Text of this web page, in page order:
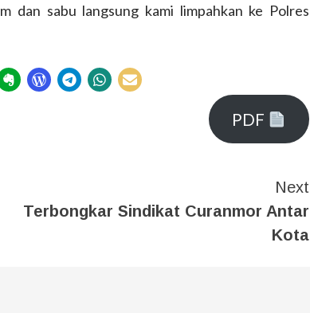
dan sabu langsung kami limpahkan ke Polres
PDF
Next
Terbongkar Sindikat Curanmor Antar
Kota